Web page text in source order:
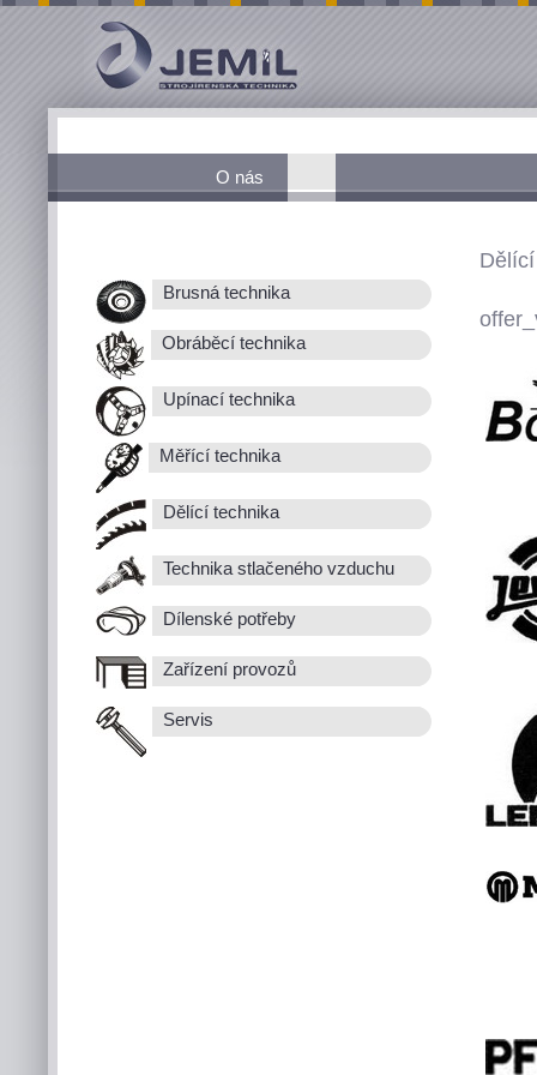
O nás
Brusná technika
Obráběcí technika
Upínací technika
Měřící technika
Dělící technika
Technika stlačeného vzduchu
Dílenské potřeby
Zařízení provozů
Servis